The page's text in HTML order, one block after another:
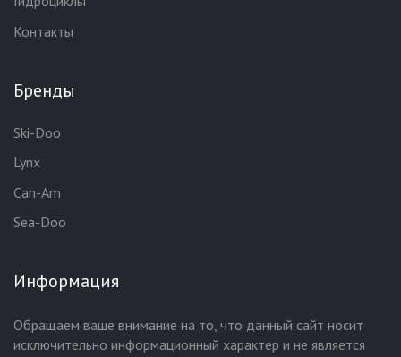
Контакты
Бренды
Ski-Doo
Lynx
Can-Am
Sea-Doo
Информация
Обращаем ваше внимание на то, что данный сайт носит
исключительно информационный характер и не является